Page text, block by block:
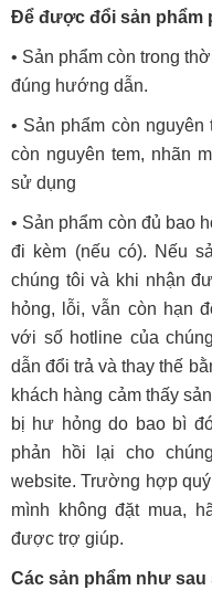
Để được đổi sản phẩm
• Sản phẩm còn trong
đúng hướng dẫn.
• Sản phẩm còn
còn nguyên tem, nhãn
sử dụng
• Sản phẩm còn đủ bao
đi kèm (nếu có). Nếu
chúng tôi và khi nhận
hỏng, lỗi, vẫn còn hạn
với số hotline của
dẫn đổi trả và thay thế
khách hàng cảm thấy
bị hư hỏng do bao bì
phản hồi lại cho
website. Trường hợp
mình không đặt mua,
được trợ giúp.
Các sản phẩm như